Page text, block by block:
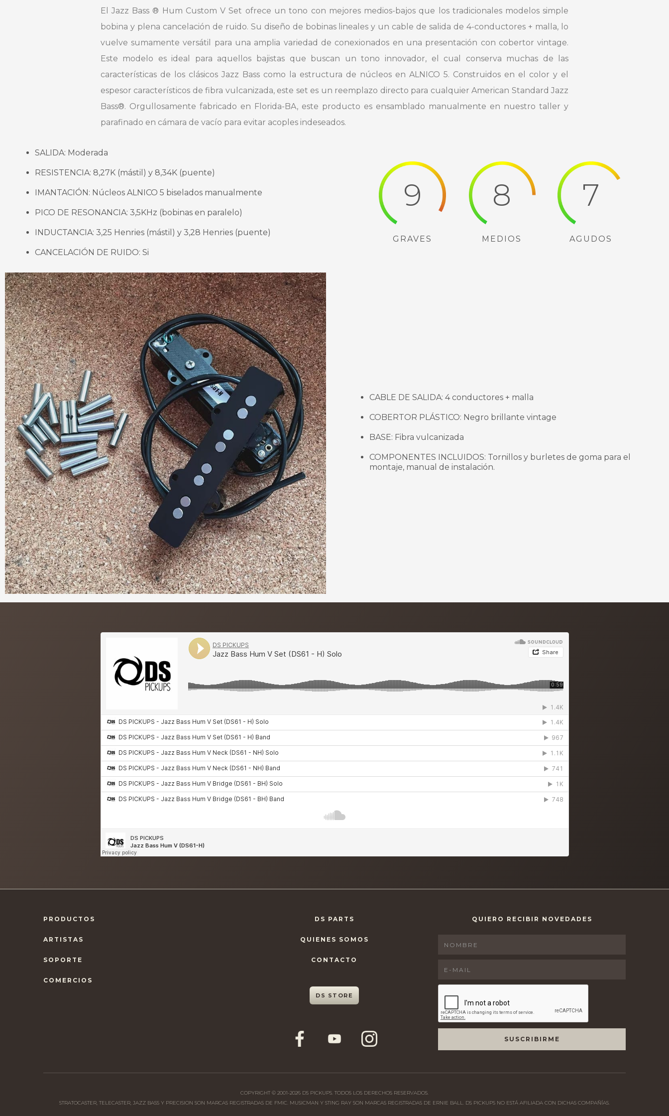
El Jazz Bass ® Hum Custom V Set ofrece un tono con mejores medios-bajos que los tradicionales modelos simple
bobina y plena cancelación de ruido. Su diseño de bobinas lineales y un cable de salida de 4-conductores + malla, lo
vuelve sumamente versátil para una amplia variedad de conexionados en una presentación con cobertor vintage.
Este modelo es ideal para aquellos bajistas que buscan un tono innovador, el cual conserva muchas de las
características de los clásicos Jazz Bass como la estructura de núcleos en ALNICO 5. Construidos en el color y el
espesor característicos de fibra vulcanizada, este set es un reemplazo directo para cualquier American Standard Jazz
Bass®. Orgullosamente fabricado en Florida-BA, este producto es ensamblado manualmente en nuestro taller y
parafinado en cámara de vacío para evitar acoples indeseados.
SALIDA: Moderada
RESISTENCIA: 8,27K (mástil) y 8,34K (puente)
IMANTACIÓN: Núcleos ALNICO 5 biselados manualmente
PICO DE RESONANCIA: 3,5KHz (bobinas en paralelo)
INDUCTANCIA: 3,25 Henries (mástil) y 3,28 Henries (puente)
CANCELACIÓN DE RUIDO: Si
9
GRAVES
8
MEDIOS
7
AGUDOS
CABLE DE SALIDA: 4 conductores + malla
COBERTOR PLÁSTICO: Negro brillante vintage
BASE: Fibra vulcanizada
COMPONENTES INCLUIDOS: Tornillos y burletes de goma para el
montaje, manual de instalación.
PRODUCTOS
ARTISTAS
SOPORTE
COMERCIOS
DS PARTS
QUIENES SOMOS
CONTACTO
DS STORE
QUIERO RECIBIR NOVEDADES
COPYRIGHT © 2001-2026 DS PICKUPS. TODOS LOS DERECHOS RESERVADOS.
STRATOCASTER, TELECASTER, JAZZ BASS Y PRECISION SON MARCAS REGISTRADAS DE FMIC. MUSICMAN Y STING RAY SON MARCAS REGISTRADAS DE ERNIE BALL. DS PICKUPS NO ESTÁ AFILIADA CON DICHAS COMPAÑÍAS.